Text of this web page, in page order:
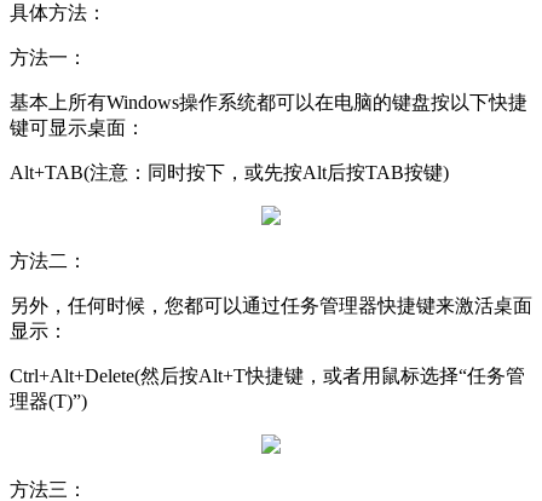
具体方法：
方法一：
基本上所有Windows操作系统都可以在电脑的键盘按以下快捷
键可显示桌面：
Alt+TAB(注意：同时按下，或先按Alt后按TAB按键)
方法二：
另外，任何时候，您都可以通过任务管理器快捷键来激活桌面
显示：
Ctrl+Alt+Delete(然后按Alt+T快捷键，或者用鼠标选择“任务管
理器(T)”)
方法三：